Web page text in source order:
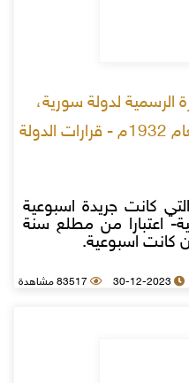
الرسمية لدولة سورية،
سابقا العاصمة الدمشقية، لعام 1932م - قرارات الدولة
كانت جريدة اسبوعية
اعتبارا من مطلع سنة
30-12-2023 83517 مشاهدة